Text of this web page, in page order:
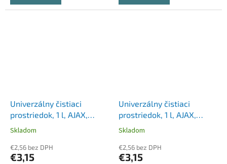
Univerzálny čistiaci
prostriedok, 1 l, AJAX,
divoká lúka
Skladom
€2,56 bez DPH
€3,15
Univerzálny čistiaci
prostriedok, 1 l, AJAX,
konvalinka, zelený
Skladom
€2,56 bez DPH
€3,15